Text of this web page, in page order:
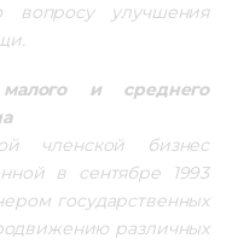
вопросу улучшения
малого и среднего
в сентябре 1993
государственных
различных